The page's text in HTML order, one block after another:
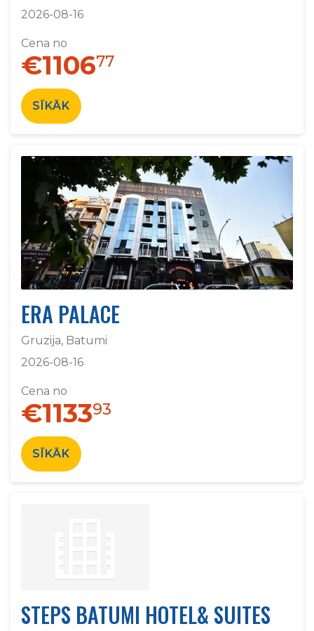
2026-08-16
Cena no
€110677
SĪKĀK
ERA PALACE
Gruzija, Batumi
2026-08-16
Cena no
€113393
SĪKĀK
STEPS BATUMI HOTEL& SUITES